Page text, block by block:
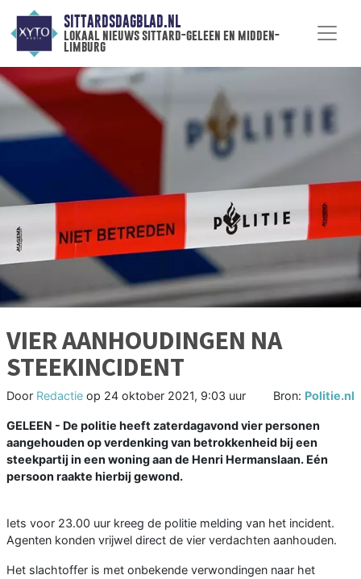
SITTARDSDAGBLAD.NL
lokaal nieuws sittard-geleen en midden-
limburg
VIER AANHOUDINGEN NA
STEEKINCIDENT
Door Redactie op 24 oktober 2021, 9:03 uur Bron: Politie.nl
GELEEN - De politie heeft zaterdagavond vier personen
aangehouden op verdenking van betrokkenheid bij een
steekpartij in een woning aan de Henri Hermanslaan. Eén
persoon raakte hierbij gewond.
Iets voor 23.00 uur kreeg de politie melding van het incident.
Agenten konden vrijwel direct de vier verdachten aanhouden.
Het slachtoffer is met onbekende verwondingen naar het